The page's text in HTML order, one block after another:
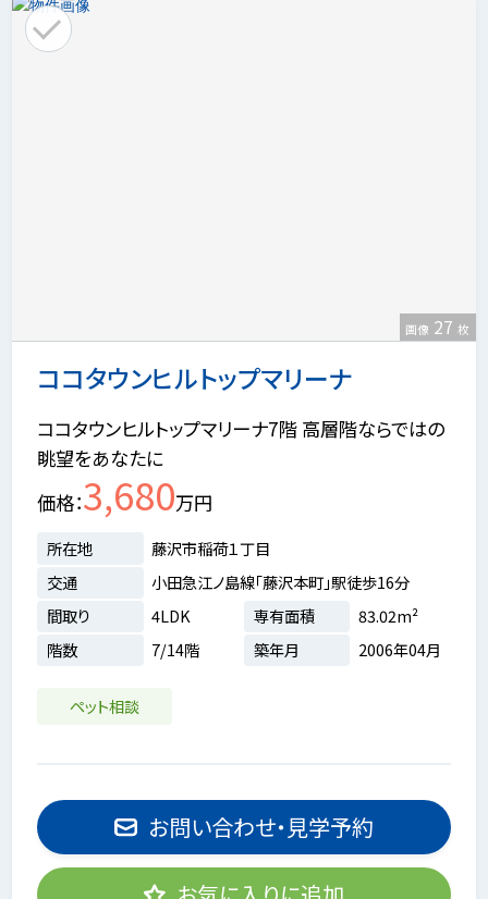
ココタウンヒルトップマリーナ
画像 27 枚
ココタウンヒルトップマリーナ7階 高層階ならではの
眺望をあなたに
価格 3,680万円
所在地
藤沢市稲荷１丁目
交通
小田急江ノ島線「藤沢本町」駅徒歩16分
間取り
4LDK 専有面積
83.02m²
階数
7/14階 築年月 2006年04月
ペット相談
お問い合わせ・見学予約